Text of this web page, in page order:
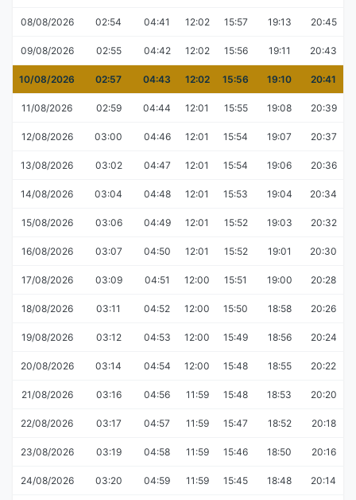
08/08/2026 02:54 04:41 12:02 15:57 19:13 20:45
09/08/2026 02:55 04:42 12:02 15:56 19:11 20:43
10/08/2026 02:57 04:43 12:02 15:56 19:10 20:41
11/08/2026 02:59 04:44 12:01 15:55 19:08 20:39
12/08/2026 03:00 04:46 12:01 15:54 19:07 20:37
13/08/2026 03:02 04:47 12:01 15:54 19:06 20:36
14/08/2026 03:04 04:48 12:01 15:53 19:04 20:34
15/08/2026 03:06 04:49 12:01 15:52 19:03 20:32
16/08/2026 03:07 04:50 12:01 15:52 19:01 20:30
17/08/2026 03:09 04:51 12:00 15:51 19:00 20:28
18/08/2026 03:11 04:52 12:00 15:50 18:58 20:26
19/08/2026 03:12 04:53 12:00 15:49 18:56 20:24
20/08/2026 03:14 04:54 12:00 15:48 18:55 20:22
21/08/2026 03:16 04:56 11:59 15:48 18:53 20:20
22/08/2026 03:17 04:57 11:59 15:47 18:52 20:18
23/08/2026 03:19 04:58 11:59 15:46 18:50 20:16
24/08/2026 03:20 04:59 11:59 15:45 18:48 20:14